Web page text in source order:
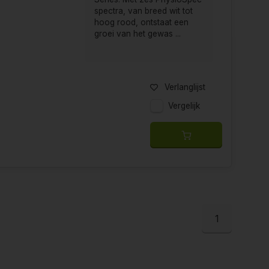
spectra, van breed wit tot
hoog rood, ontstaat een
groei van het gewas ...
Verlanglijst
Vergelijk
1